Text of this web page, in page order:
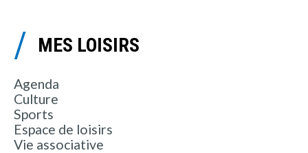
MES LOISIRS
Agenda
Culture
Sports
Espace de loisirs
Vie associative